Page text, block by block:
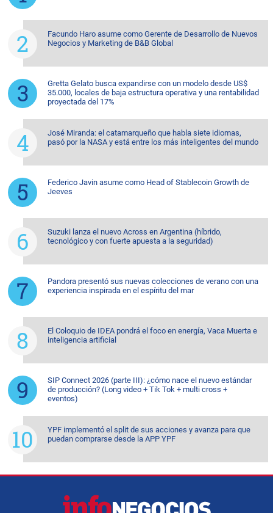
Facundo Haro asume como Gerente de Desarrollo de Nuevos
Negocios y Marketing de B&B Global
Gretta Gelato busca expandirse con un modelo desde US$
35.000, locales de baja estructura operativa y una rentabilidad
proyectada del 17%
José Miranda: el catamarqueño que habla siete idiomas,
pasó por la NASA y está entre los más inteligentes del mundo
Federico Javin asume como Head of Stablecoin Growth de
Jeeves
Suzuki lanza el nuevo Across en Argentina (híbrido,
tecnológico y con fuerte apuesta a la seguridad)
Pandora presentó sus nuevas colecciones de verano con una
experiencia inspirada en el espíritu del mar
El Coloquio de IDEA pondrá el foco en energía, Vaca Muerta e
inteligencia artificial
SIP Connect 2026 (parte III): ¿cómo nace el nuevo estándar
de producción? (Long video + Tik Tok + multi cross +
eventos)
YPF implementó el split de sus acciones y avanza para que
puedan comprarse desde la APP YPF